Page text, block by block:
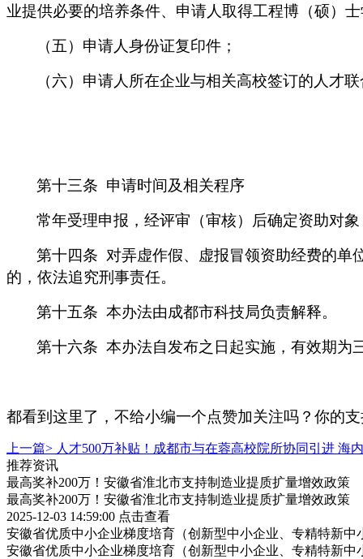
业提供必要的培养条件、申请人取得工程博（硕）
（五）申请人身份证复印件；
（六）申请人所在企业与相关高校签订的人才
第十三条 申请时间及相关程序
常年受理申报，经评审（审核）后确定资助对
第十四条 对弄虚作假、虚报冒领资助经费的单
的，依法追究刑事责任。
第十五条 本办法由成都市科技局负责解释。
第十六条 本办法自发布之日起实施，有效期为
都看到这里了，不给小编一个点赞加关注吗？你的
上一篇> 人才500万补贴！成都市与在蓉高校院所协同引进 海
推荐资讯
最高奖补200万！安徽省淮北市支持制造业提质扩量增效政策
最高奖补200万！安徽省淮北市支持制造业提质扩量增效政策
2025-12-03 14:59:00 点击查看
安徽省优质中小企业梯度培育（创新型中小企业、专精特新中
安徽省优质中小企业梯度培育（创新型中小企业、专精特新中